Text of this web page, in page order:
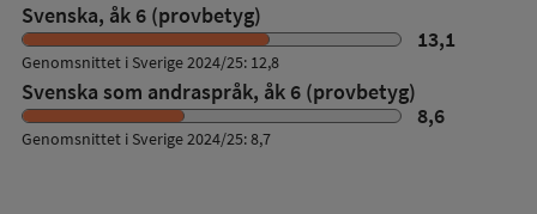
Svenska, åk 6 (provbetyg)
13,1
Genomsnittet i Sverige 2024/25: 12,8
Svenska som andraspråk, åk 6 (provbetyg)
8,6
Genomsnittet i Sverige 2024/25: 8,7